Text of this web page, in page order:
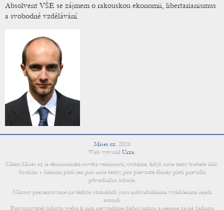
Absolvent VŠE se zájmem o rakouskou ekonomii, libertarianismus
a svobodné vzdělávání.
Mises.cz, 2026
Web vytvořil Urza.
Cílem Mises.cz je ekonomická osvěta veřejnosti; uvítáme, když naše texty budete šířit.
Souhlas s šířením platí jen pro naše texty; pro převzaté články platí pravidla
původního zdroje.
Názory prezentované na těchto stránkách jsou individuálními vyjádřeními jejich
autorů.
Provozovatel tohoto webu k nim nevyjadřuje žádný názor a nenese za ně žádnou